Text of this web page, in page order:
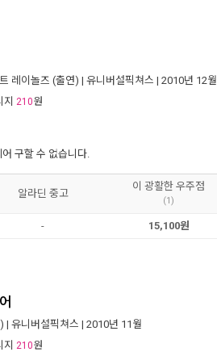
레이놀즈 (출연) | 유니버설픽쳐스 | 2010년 12월
210원
구할 수 없습니다.
알라딘 중고
이 광활한 우주점
(1)
- 15,100원
| 유니버설픽쳐스 | 2010년 11월
210원